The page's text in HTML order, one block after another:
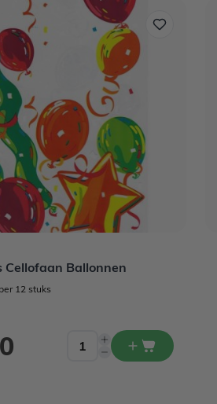
Cellofaan Ballonnen
12 stuks